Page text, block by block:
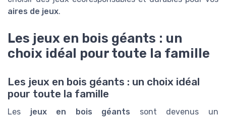
aires de jeux.
Les jeux en bois géants : un
choix idéal pour toute la famille
Les jeux en bois géants : un choix idéal
pour toute la famille
Les jeux en bois géants sont devenus un